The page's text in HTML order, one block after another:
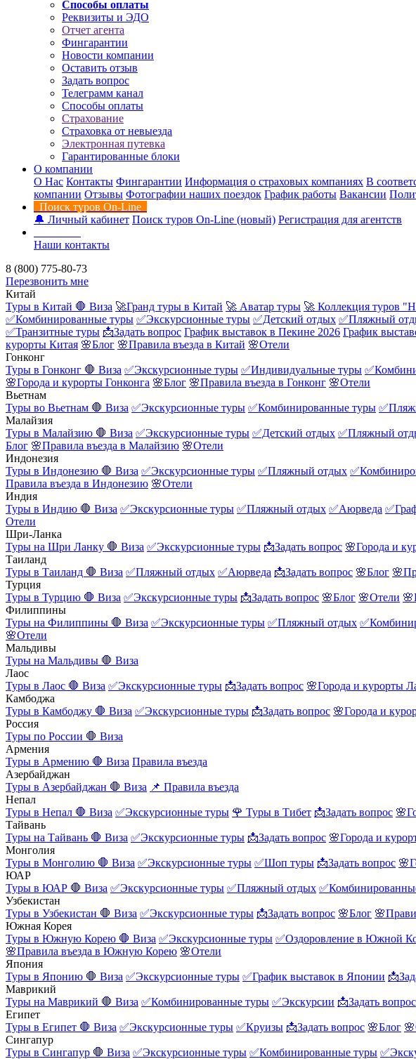
Способы оплаты
Реквизиты и ЭДО
Отчет агента
Фингарантии
Новости компании
Оставить отзыв
Задать вопрос
Телеграмм канал
Способы оплаты
Страхование
Страховка от невыезда
Электронная путевка
Гарантированные блоки
О компании
О Нас Контакты Фингарантии Информация о страховых компаниях В
компании Отзывы Фотографии наших поездок График работы Вакансии
Поиск туров On-Line
🔔 Личный кабинет Поиск туров On-Line (новый) Регистрация для агентств
Наши контакты
8 (800) 775-80-73
Перезвонить мне
Китай
Туры в Китай 🛑 Виза 🚀Гранд туры в Китай 🚀 Аватар туры 🚀 Коллекция туров
✅Комбинированные туры ✅Экскурсионные туры ✅Детский отдых ✅Пляжный
✅Транзитные туры 📩Задать вопрос График выставок в Пекине 2026 График
курорты Китая 🌸Блог 🌸Правила въезда в Китай 🌸Отели
Гонконг
Туры в Гонконг 🛑 Виза ✅Экскурсионные туры ✅Индивидуальные туры
🌸Города и курорты Гонконга 🌸Блог 🌸Правила въезда в Гонконг 🌸Отели
Вьетнам
Туры во Вьетнам 🛑 Виза ✅Экскурсионные туры ✅Комбинированные туры
Малайзия
Туры в Малайзию 🛑 Виза ✅Экскурсионные туры ✅Детский отдых ✅Пляжный
Блог 🌸Правила въезда в Малайзию 🌸Отели
Индонезия
Туры в Индонезию 🛑 Виза ✅Экскурсионные туры ✅Пляжный отдых
Правила въезда в Индонезию 🌸Отели
Индия
Туры в Индию 🛑 Виза ✅Экскурсионные туры ✅Пляжный отдых ✅Аюрведа
Отели
Шри-Ланка
Туры на Шри Ланку 🛑 Виза ✅Экскурсионные туры 📩Задать вопрос 🌸Города и
Таиланд
Туры в Таиланд 🛑 Виза ✅Пляжный отдых ✅Аюрведа 📩Задать вопрос 🌸Блог
Турция
Туры в Турцию 🛑 Виза ✅Экскурсионные туры 📩Задать вопрос 🌸Блог 🌸Отели
Филиппины
Туры на Филиппины 🛑 Виза ✅Экскурсионные туры ✅Пляжный отдых
🌸Отели
Мальдивы
Туры на Мальдивы 🛑 Виза
Лаос
Туры в Лаос 🛑 Виза ✅Экскурсионные туры 📩Задать вопрос 🌸Города и курорты
Камбоджа
Туры в Камбоджу 🛑 Виза ✅Экскурсионные туры 📩Задать вопрос 🌸Города и
Россия
Туры по России 🛑 Виза
Армения
Туры в Армению 🛑 Виза Правила въезда
Азербайджан
Туры в Азербайджан 🛑 Виза 📌 Правила въезда
Непал
Туры в Непал 🛑 Виза ✅Экскурсионные туры 🌹 Туры в Тибет 📩Задать вопрос
Тайвань
Туры на Тайвань 🛑 Виза ✅Экскурсионные туры 📩Задать вопрос 🌸Города и
Монголия
Туры в Монголию 🛑 Виза ✅Экскурсионные туры ✅Шоп туры 📩Задать вопрос
ЮАР
Туры в ЮАР 🛑 Виза ✅Экскурсионные туры ✅Пляжный отдых
Узбекистан
Туры в Узбекистан 🛑 Виза ✅Экскурсионные туры 📩Задать вопрос 🌸Блог
Южная Корея
Туры в Южную Корею 🛑 Виза ✅Экскурсионные туры ✅Оздоровление в Южной
🌸Правила въезда в Южную Корею 🌸Отели
Япония
Туры в Японию 🛑 Виза ✅Экскурсионные туры ✅График выставок в Японии
Маврикий
Туры на Маврикий 🛑 Виза ✅Комбинированные туры ✅Экскурсии 📩Задать вопрос
Египет
Туры в Египет 🛑 Виза ✅Экскурсионные туры ✅Круизы 📩Задать вопрос 🌸Блог
Сингапур
Туры в Сингапур 🛑 Виза ✅Экскурсионные туры ✅Комбинированные туры